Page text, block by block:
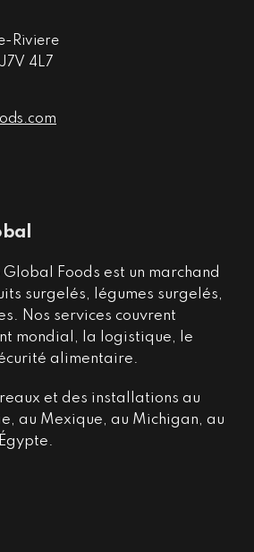
Riviere
4L7
Global Foods est un marchand
surgelés, légumes surgelés,
Nos services couvrent
mondial, la logistique, le
alimentaire.
et des installations au
au Mexique, au Michigan, au